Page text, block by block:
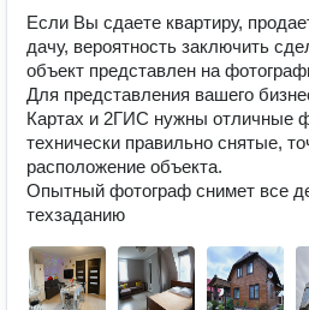
Если Вы сдаете квартиру,
дачу, вероятность заключить
объект представлен на
Для представления вашего
Картах и 2ГИС нужны отличные
технически правильно снятые,
расположение объекта.
Опытный фотограф снимет все
техзаданию